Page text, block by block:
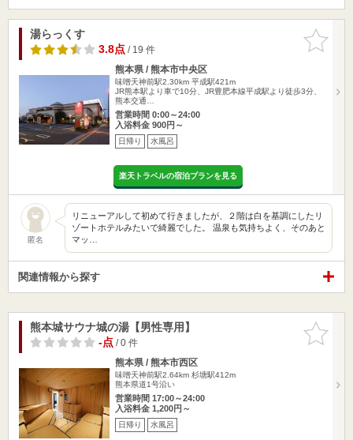
お気に入
りに追加
湯らっくす
3.8点/ 19 件
熊本県 / 熊本市中央区
味噌天神前駅2.30km 平成駅421m
JR熊本駅より車で10分、JR豊肥本線平成駅より徒歩3分、
熊本交通…
営業時間 0:00～24:00
入浴料金 900円～
日帰り 水風呂
楽天トラベルの宿泊プランを見る
匿名
リニューアルして初めて行きましたが、２階は白を基調にしたリ
ゾートホテルみたいで綺麗でした。 温泉も気持ちよく、そのあと
マッ…
関連情報から探す
お気に入
りに追加
熊本城サウナ城の湯【男性専用】
-点/ 0 件
熊本県 / 熊本市西区
味噌天神前駅2.64km 杉塘駅412m
熊本県道1号沿い
営業時間 17:00～24:00
入浴料金 1,200円～
日帰り 水風呂